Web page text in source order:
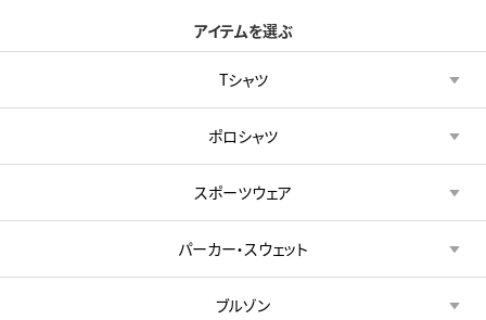
アイテムを選ぶ
Tシャツ
ポロシャツ
スポーツウェア
パーカー・スウェット
ブルゾン